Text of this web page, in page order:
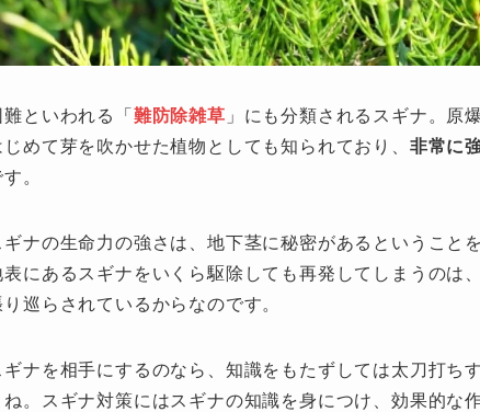
といわれる「 難防除雑草 」にも分類されるスギナ。原
めて芽を吹かせた植物としても知られており、 非常に
。
ギナの生命力の強さは、地下茎に秘密があるということ
表にあるスギナをいくら駆除しても再発してしまうのは
巡らされているからなのです。
ギナを相手にするのなら、知識をもたずしては太刀打ち
ね。スギナ対策にはスギナの知識を身につけ、効果的な